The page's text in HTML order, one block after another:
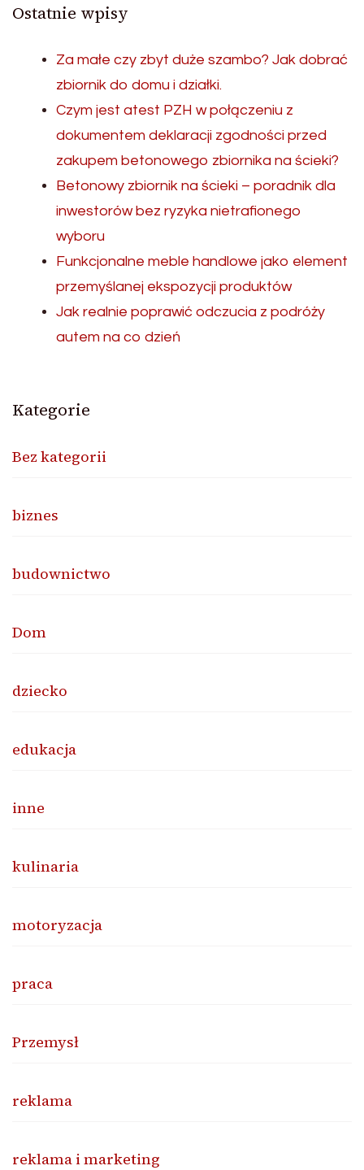
Ostatnie wpisy
Za małe czy zbyt duże szambo? Jak dobrać
zbiornik do domu i działki.
Czym jest atest PZH w połączeniu z
dokumentem deklaracji zgodności przed
zakupem betonowego zbiornika na ścieki?
Betonowy zbiornik na ścieki – poradnik dla
inwestorów bez ryzyka nietrafionego
wyboru
Funkcjonalne meble handlowe jako element
przemyślanej ekspozycji produktów
Jak realnie poprawić odczucia z podróży
autem na co dzień
Kategorie
Bez kategorii
biznes
budownictwo
Dom
dziecko
edukacja
inne
kulinaria
motoryzacja
praca
Przemysł
reklama
reklama i marketing